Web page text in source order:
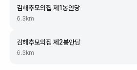
김해추모의집 제1봉안당
6.3 km
김해추모의집 제2봉안당
6.3 km